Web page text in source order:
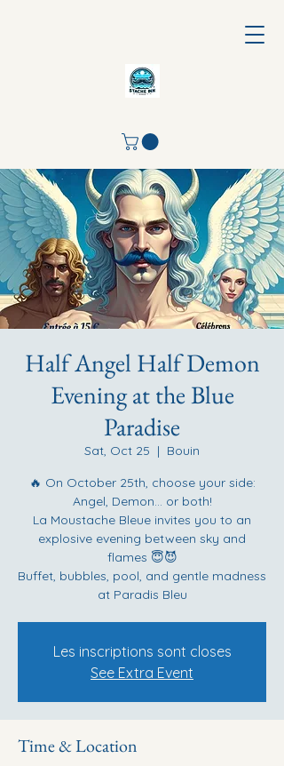
Half Angel Half Demon
Evening at the Blue
Paradise
Sat, Oct 25
  |
Bouin
🔥 On October 25th, choose your side:
Angel, Demon... or both!
La Moustache Bleue invites you to an
explosive evening between sky and
flames 😇😈
Buffet, bubbles, pool, and gentle madness
at Paradis Bleu
Les inscriptions sont closes
See Extra Event
Time & Location